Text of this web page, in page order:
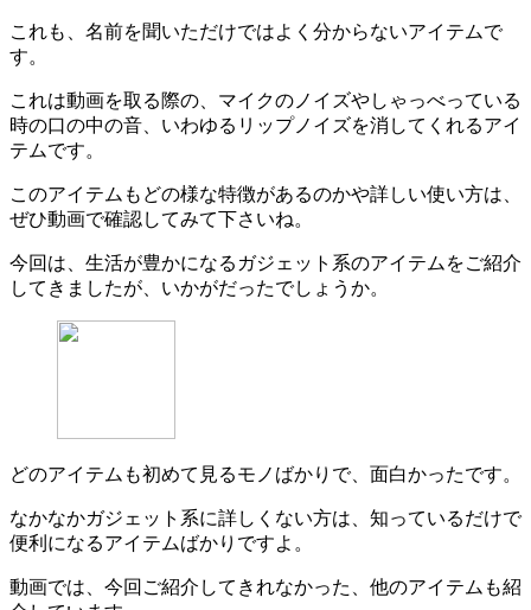
これも、名前を聞いただけではよく分からないアイテムで
す。
これは動画を取る際の、マイクのノイズやしゃっべっている
時の口の中の音、いわゆるリップノイズを消してくれるアイ
テムです。
このアイテムもどの様な特徴があるのかや詳しい使い方は、
ぜひ動画で確認してみて下さいね。
今回は、生活が豊かになるガジェット系のアイテムをご紹介
してきましたが、いかがだったでしょうか。
どのアイテムも初めて見るモノばかりで、面白かったです。
なかなかガジェット系に詳しくない方は、知っているだけで
便利になるアイテムばかりですよ。
動画では、今回ご紹介してきれなかった、他のアイテムも紹